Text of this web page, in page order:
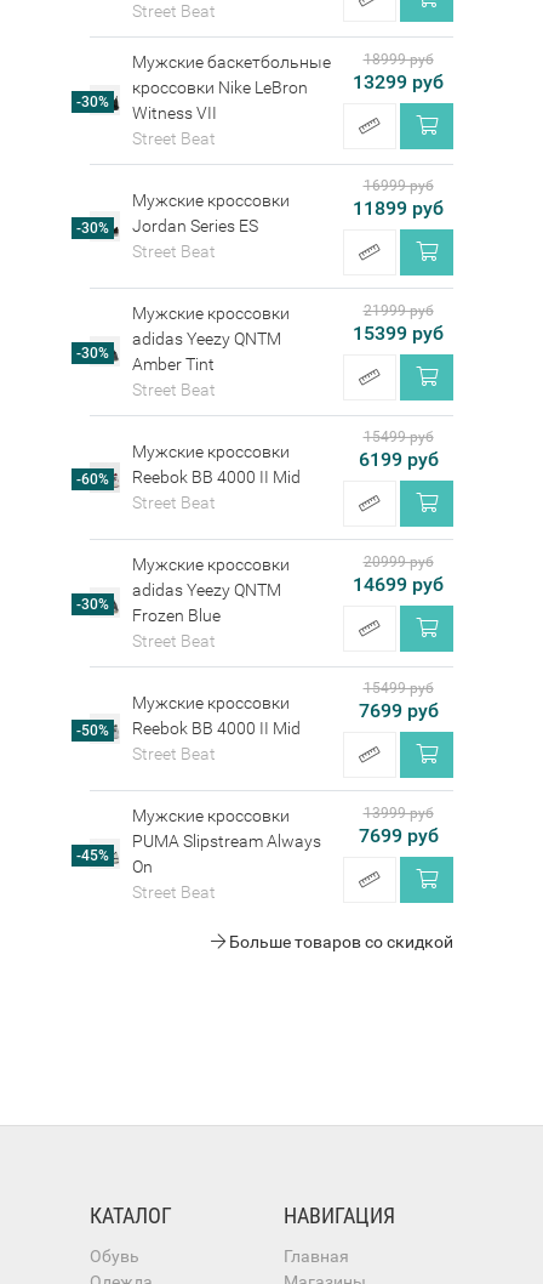
Street Beat
-30%
Мужские баскетбольные
кроссовки Nike LeBron
Witness VII
Street Beat
18999 руб
13299 руб
-30%
Мужские кроссовки
Jordan Series ES
Street Beat
16999 руб
11899 руб
-30%
Мужские кроссовки
adidas Yeezy QNTM
Amber Tint
Street Beat
21999 руб
15399 руб
-60%
Мужские кроссовки
Reebok BB 4000 II Mid
Street Beat
15499 руб
6199 руб
-30%
Мужские кроссовки
adidas Yeezy QNTM
Frozen Blue
Street Beat
20999 руб
14699 руб
-50%
Мужские кроссовки
Reebok BB 4000 II Mid
Street Beat
15499 руб
7699 руб
-45%
Мужские кроссовки
PUMA Slipstream Always
On
Street Beat
13999 руб
7699 руб
Больше товаров со скидкой
КАТАЛОГ
Обувь
НАВИГАЦИЯ
Главная